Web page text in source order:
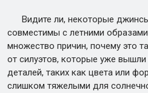
Видите ли, некоторые
совместимы с летними
множество причин, почему это
от силуэтов, которые уже
деталей, таких как цвета или
слишком тяжелыми для